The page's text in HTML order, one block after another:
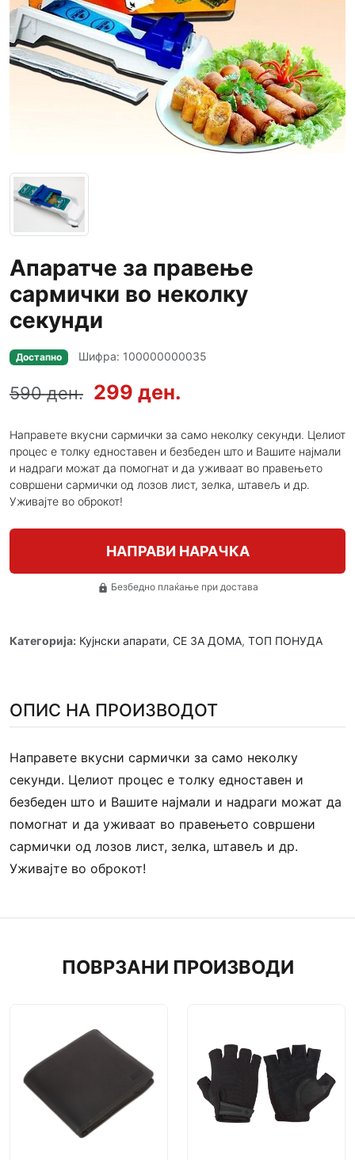
Апаратче за правење
сармички во неколку
секунди
Достапно Шифра: 100000000035
590 ден. 299 ден.
Направете вкусни сармички за само неколку секунди. Целиот
процес е толку едноставен и безбеден што и Вашите најмали
и надраги можат да помогнат и да уживаат во правењето
совршени сармички од лозов лист, зелка, штавељ и др.
Уживајте во оброкот!
НАПРАВИ НАРАЧКА
lock Безбедно плаќање при достава
Категорија: Кујнски апарати, СЕ ЗА ДОМА, ТОП ПОНУДА
ОПИС НА ПРОИЗВОДОТ
Направете вкусни сармички за само неколку
секунди. Целиот процес е толку едноставен и
безбеден што и Вашите најмали и надраги можат да
помогнат и да уживаат во правењето совршени
сармички од лозов лист, зелка, штавељ и др.
Уживајте во оброкот!
ПОВРЗАНИ ПРОИЗВОДИ